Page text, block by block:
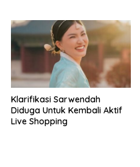
Klarifikasi Sarwendah
Diduga Untuk Kembali Aktif
Live Shopping